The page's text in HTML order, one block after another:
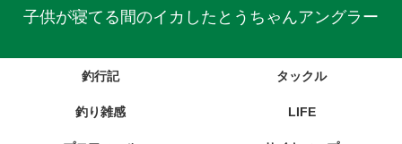
子供が寝てる間のイカしたとうちゃんアングラー
釣行記 タックル
釣り雑感 LIFE